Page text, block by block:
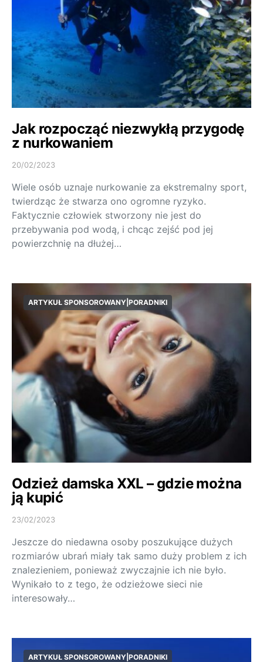
Jak rozpocząć niezwykłą przygodę
z nurkowaniem
20/02/2023
Wiele osób uznaje nurkowanie za ekstremalny sport,
twierdząc że stwarza ono ogromne ryzyko.
Faktycznie człowiek stworzony nie jest do
przebywania pod wodą, i chcąc zejść pod jej
powierzchnię na dłużej…
ARTYKUŁ SPONSOROWANY|PORADNIKI
Odzież damska XXL – gdzie można
ją kupić
23/02/2023
Jeszcze do niedawna osoby poszukujące dużych
rozmiarów ubrań miały tak samo duży problem z ich
znalezieniem, ponieważ zwyczajnie ich nie było.
Wynikało to z tego, że odzieżowe sieci nie
interesowały…
ARTYKUŁ SPONSOROWANY|PORADNIKI